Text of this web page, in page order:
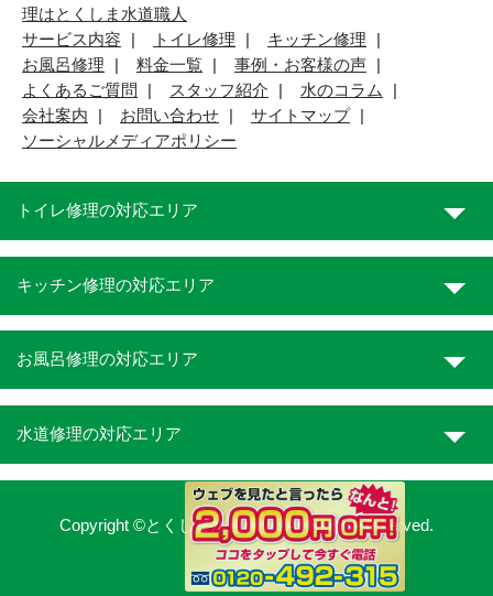
理はとくしま水道職人
サービス内容
トイレ修理
キッチン修理
お風呂修理
料金一覧
事例・お客様の声
よくあるご質問
スタッフ紹介
水のコラム
会社案内
お問い合わせ
サイトマップ
ソーシャルメディアポリシー
トイレ修理の対応エリア
キッチン修理の対応エリア
お風呂修理の対応エリア
水道修理の対応エリア
Copyright ©とくしま水道職人. All Rights Reserved.